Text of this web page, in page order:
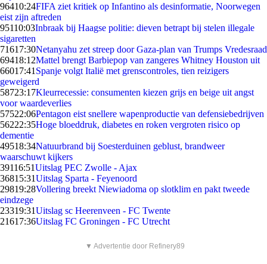
96410:24FIFA ziet kritiek op Infantino als desinformatie, Noorwegen
eist zijn aftreden
95110:03Inbraak bij Haagse politie: dieven betrapt bij stelen illegale
sigaretten
71617:30Netanyahu zet streep door Gaza-plan van Trumps Vredesraad
69418:12Mattel brengt Barbiepop van zangeres Whitney Houston uit
66017:41 Spanje volgt Italië met grenscontroles, tien reizigers
geweigerd
58723:17Kleurrecessie: consumenten kiezen grijs en beige uit angst
voor waardeverlies
57522:06Pentagon eist snellere wapenproductie van defensiebedrijven
56222:35Hoge bloeddruk, diabetes en roken vergroten risico op
dementie
49518:34Natuurbrand bij Soesterduinen geblust, brandweer
waarschuwt kijkers
39116:51Uitslag PEC Zwolle - Ajax
36815:31Uitslag Sparta - Feyenoord
29819:28Vollering breekt Niewiadoma op slotklim en pakt tweede
eindzege
23319:31Uitslag sc Heerenveen - FC Twente
21617:36Uitslag FC Groningen - FC Utrecht
▼ Advertentie door Refinery89